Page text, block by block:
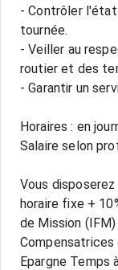
- Contrôler
tournée.
- Veiller au
routier et des
- Garantir un
Horaires : en
Salaire selon
Vous
horaire fixe +
de Mission
Compensatrices
Epargne Temps